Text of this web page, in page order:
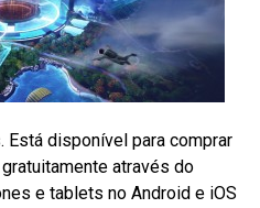
disponível para comprar
através do
e tablets no Android e iOS